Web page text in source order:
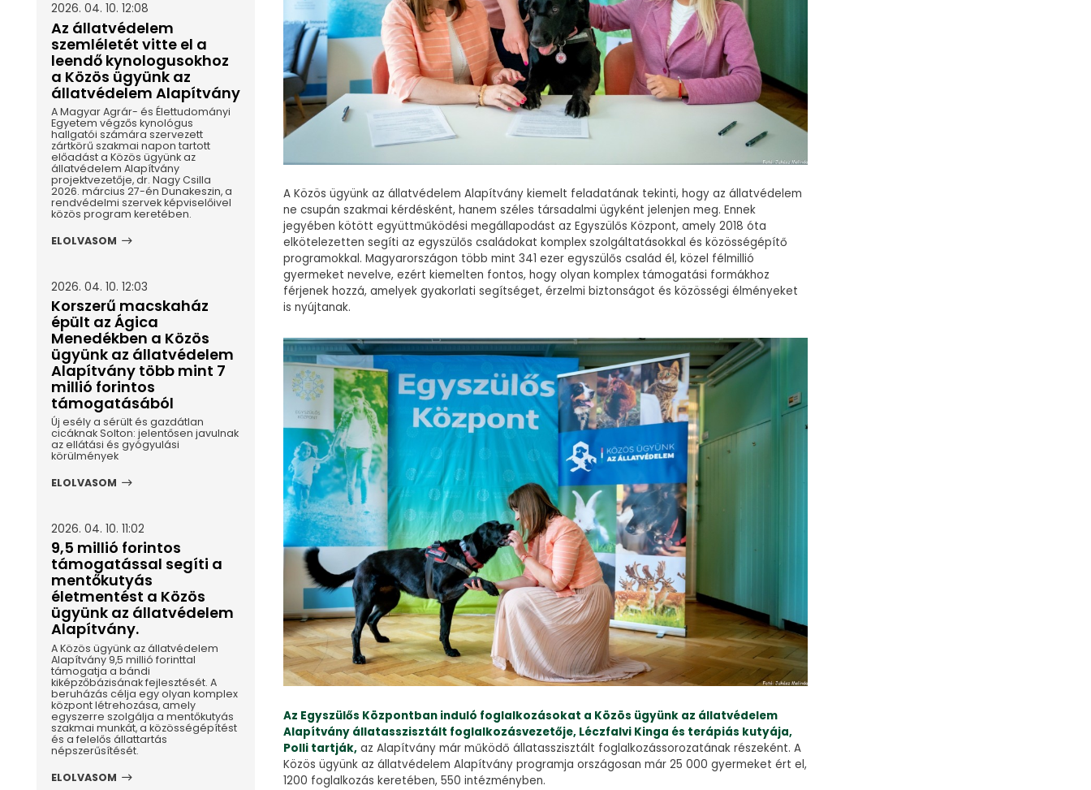
A Közös ügyünk az állatvédelem Alapítvány kiemelt feladatának tekinti, hogy az állatvédelem
ne csupán szakmai kérdésként, hanem széles társadalmi ügyként jelenjen meg. Ennek
jegyében kötött együttműködési megállapodást az Egyszülős Központ, amely 2018 óta
elkötelezetten segíti az egyszülős családokat komplex szolgáltatásokkal és közösségépítő
programokkal. Magyarországon több mint 341 ezer egyszülős család él, közel félmillió
gyermeket nevelve, ezért kiemelten fontos, hogy olyan komplex támogatási formákhoz
férjenek hozzá, amelyek gyakorlati segítséget, érzelmi biztonságot és közösségi élményeket
is nyújtanak.
Az Egyszülős Központban induló foglalkozásokat a Közös ügyünk az állatvédelem
Alapítvány állatasszisztált foglalkozásvezetője, Léczfalvi Kinga és terápiás kutyája,
Polli tartják, az Alapítvány már működő állatasszisztált foglalkozássorozatának részeként. A
Közös ügyünk az állatvédelem Alapítvány programja országosan már 25 000 gyermeket ért el,
1200 foglalkozás keretében, 550 intézményben.
2026. 04. 10. 12:08
Az állatvédelem
szemléletét vitte el a
leendő kynologusokhoz
a Közös ügyünk az
állatvédelem Alapítvány
A Magyar Agrár- és Élettudományi
Egyetem végzős kynológus
hallgatói számára szervezett
zártkörű szakmai napon tartott
előadást a Közös ügyünk az
állatvédelem Alapítvány
projektvezetője, dr. Nagy Csilla
2026. március 27-én Dunakeszin, a
rendvédelmi szervek képviselőivel
közös program keretében.
ELOLVASOM
2026. 04. 10. 12:03
Korszerű macskaház
épült az Ágica
Menedékben a Közös
ügyünk az állatvédelem
Alapítvány több mint 7
millió forintos
támogatásából
Új esély a sérült és gazdátlan
cicáknak Solton: jelentősen javulnak
az ellátási és gyógyulási
körülmények
ELOLVASOM
2026. 04. 10. 11:02
9,5 millió forintos
támogatással segíti a
mentőkutyás
életmentést a Közös
ügyünk az állatvédelem
Alapítvány.
A Közös ügyünk az állatvédelem
Alapítvány 9,5 millió forinttal
támogatja a bándi
kiképzőbázisának fejlesztését. A
beruházás célja egy olyan komplex
központ létrehozása, amely
egyszerre szolgálja a mentőkutyás
szakmai munkát, a közösségépítést
és a felelős állattartás
népszerűsítését.
ELOLVASOM